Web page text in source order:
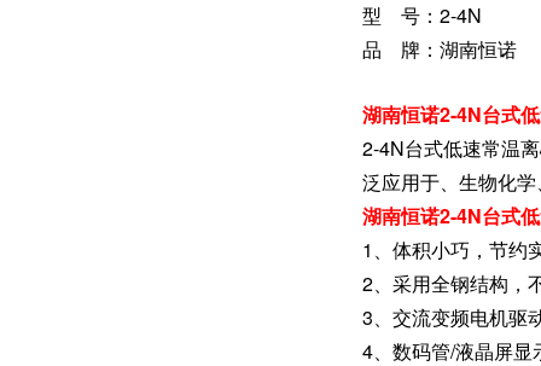
型 号：2-4N
品 牌：湖南恒诺
湖南恒诺2-4N台式
2-4N台式低速常温
泛应用于、生物化
湖南恒诺2-4N台式
1、体积小巧，节约
2、采用全钢结构，
3、交流变频电机驱
4、数码管/液晶屏显